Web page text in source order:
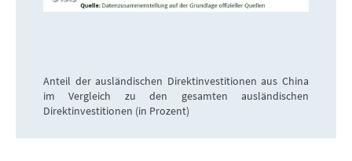
Anteil der ausländischen Direktinvestitionen aus China
im Vergleich zu den gesamten ausländischen
Direktinvestitionen (in Prozent)